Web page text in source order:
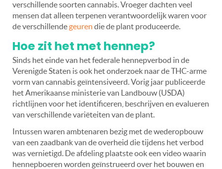
verschillende soorten cannabis. Vroeger dachten veel
mensen dat alleen terpenen verantwoordelijk waren voor
de verschillendegeuren die de plant produceerde.
Hoe zit het met hennep?
Sinds het einde van het federale hennepverbod in de
Verenigde Staten is ook het onderzoek naar de THC-arme
vorm van cannabis geïntensiveerd. Vorig jaar publiceerde
het Amerikaanse ministerie van Landbouw (USDA)
richtlijnen voor het identificeren, beschrijven en evalueren
van verschillende variëteiten van de plant.
Intussen waren ambtenaren bezig met de wederopbouw
van een zaadbank van de overheid die tijdens het verbod
was vernietigd. De afdeling plaatste ook een video waarin
hennepboeren worden geïnstrueerd over het bouwen en